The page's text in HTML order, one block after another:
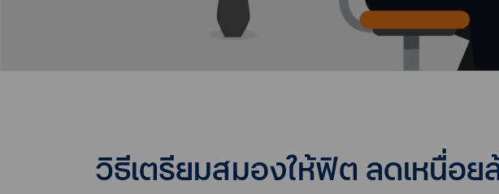
วิธีเตรียมสมองให้ฟิต ลดเหนื่อ